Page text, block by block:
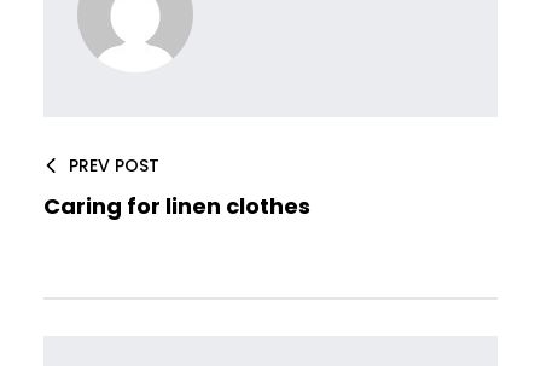
PREV POST
Caring for linen clothes